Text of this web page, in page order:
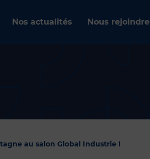
Nos actualités Nous rejoindre
au salon Global Industrie !